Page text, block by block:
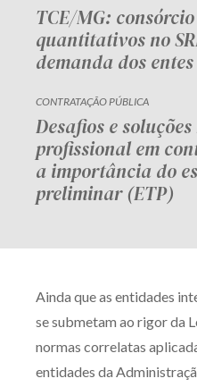
TCE/MG:
quantitativos no
demanda dos
CONTRATAÇÃO PÚBLICA
Desafios e
profissional em
a importância do
preliminar (ETP)
Ainda que as entidades
se submetam ao rigor da
normas correlatas
entidades da